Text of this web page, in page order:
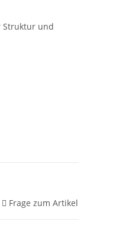
Struktur und
Frage zum Artikel